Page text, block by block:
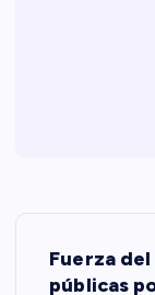
Fuerza
públicas